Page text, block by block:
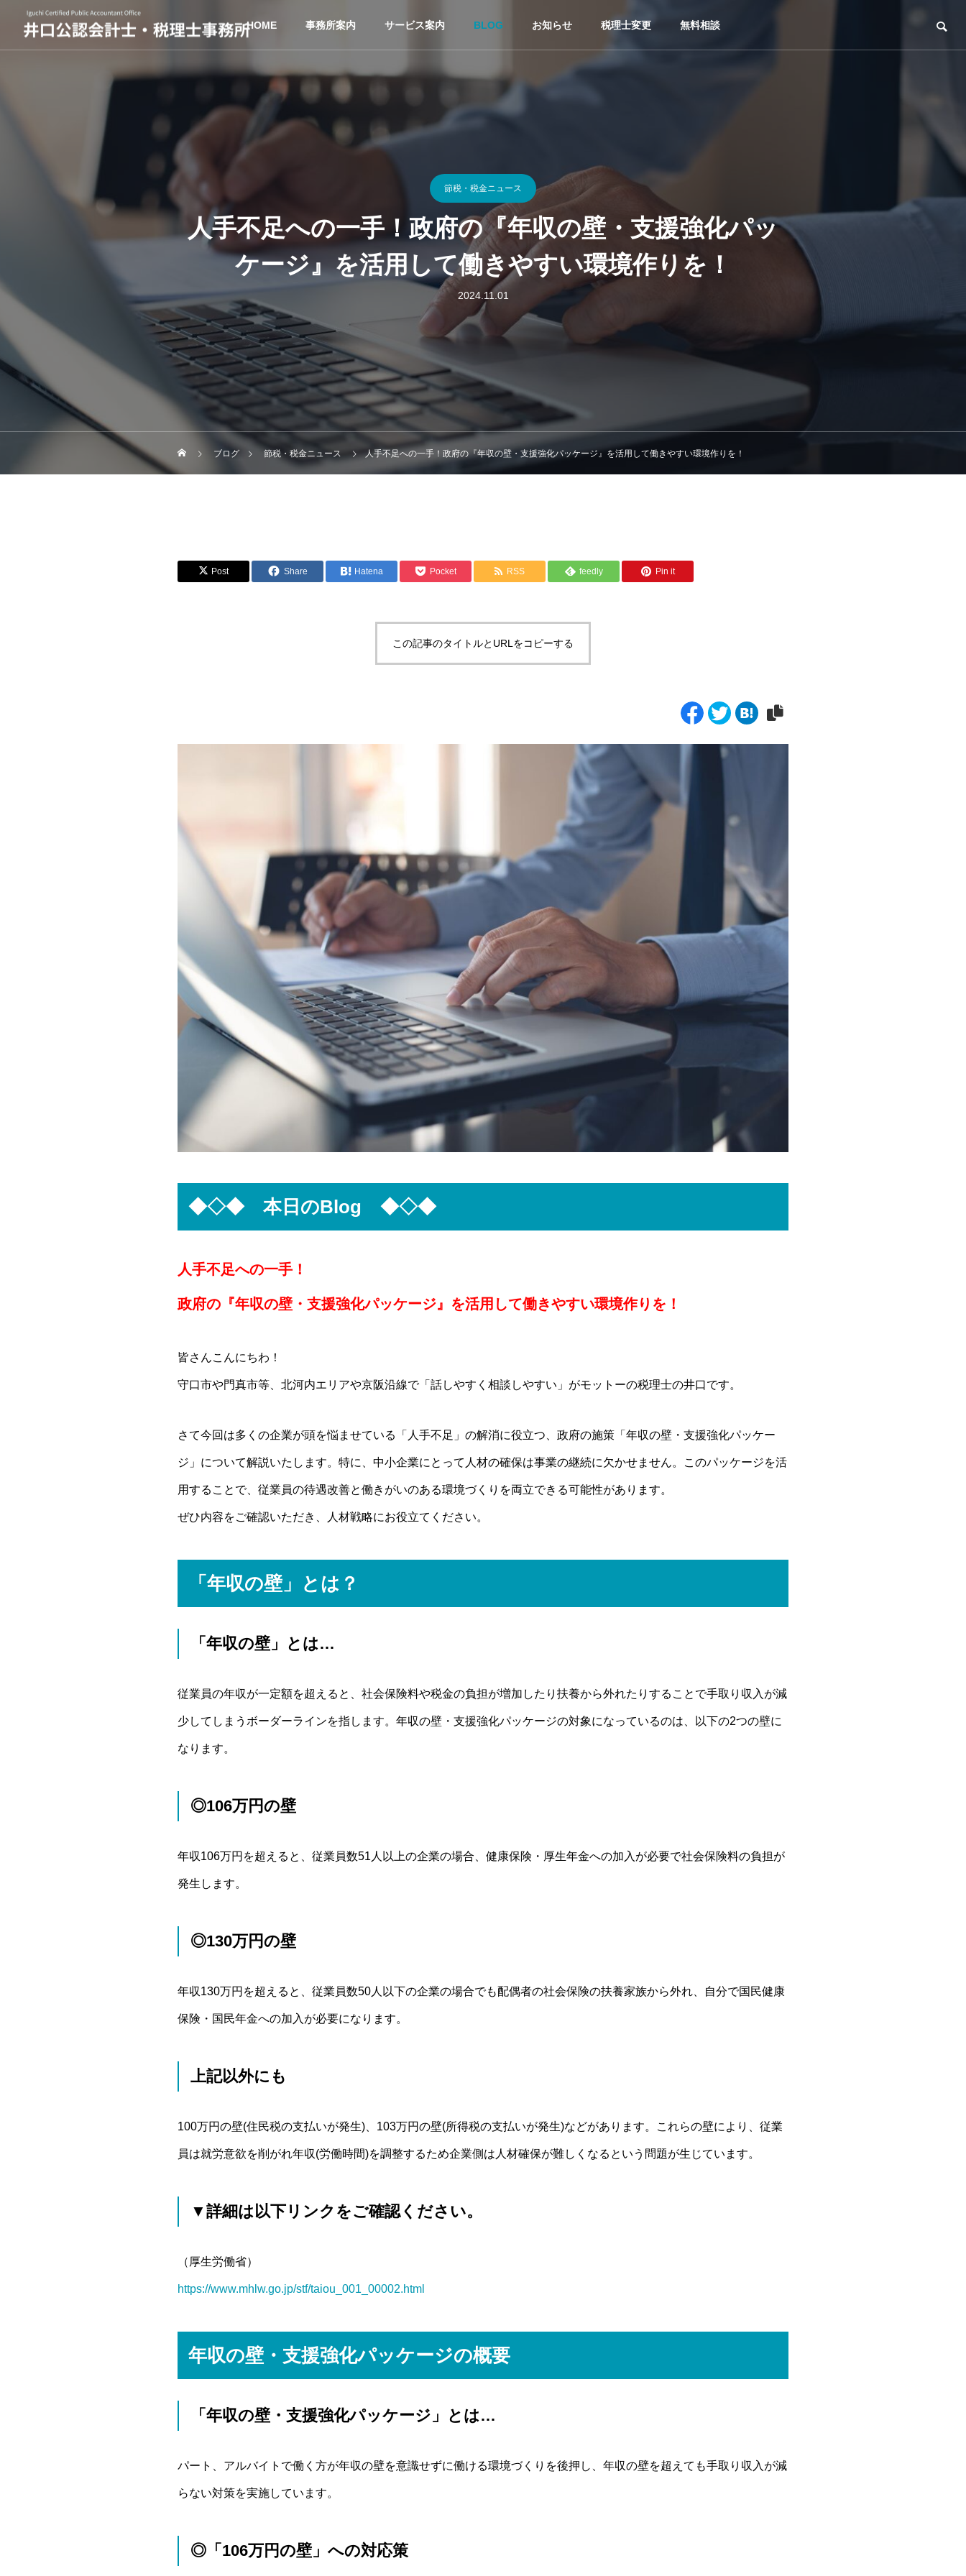
HOME 事務所案内 サービス案内 BLOG お知らせ 税理士変更 無料相談
節税・税金ニュース
人手不足への一手！政府の『年収の壁・支援強化パッ
ケージ』を活用して働きやすい環境作りを！
2024.11.01
ブログ 節税・税金ニュース 人手不足への一手！政府の『年収の壁・支援強化パッケージ』を活用して働きやすい環境作りを！
Post Share Hatena Pocket RSS feedly Pin it
この記事のタイトルとURLをコピーする
◆◇◆ 本日のBlog ◆◇◆
人手不足への一手！
政府の『年収の壁・支援強化パッケージ』を活用して働きやすい環境作りを！
皆さんこんにちわ！
守口市や門真市等、北河内エリアや京阪沿線で「話しやすく相談しやすい」がモットーの税理士の井口です。
さて今回は多くの企業が頭を悩ませている「人手不足」の解消に役立つ、政府の施策「年収の壁・支援強化パッケー
ジ」について解説いたします。特に、中小企業にとって人材の確保は事業の継続に欠かせません。このパッケージを活
用することで、従業員の待遇改善と働きがいのある環境づくりを両立できる可能性があります。
ぜひ内容をご確認いただき、人材戦略にお役立てください。
「年収の壁」とは？
「年収の壁」とは…
従業員の年収が一定額を超えると、社会保険料や税金の負担が増加したり扶養から外れたりすることで手取り収入が減
少してしまうボーダーラインを指します。年収の壁・支援強化パッケージの対象になっているのは、以下の2つの壁に
なります。
◎106万円の壁
年収106万円を超えると、従業員数51人以上の企業の場合、健康保険・厚生年金への加入が必要で社会保険料の負担が
発生します。
◎130万円の壁
年収130万円を超えると、従業員数50人以下の企業の場合でも配偶者の社会保険の扶養家族から外れ、自分で国民健康
保険・国民年金への加入が必要になります。
上記以外にも
100万円の壁(住民税の支払いが発生)、103万円の壁(所得税の支払いが発生)などがあります。これらの壁により、従業
員は就労意欲を削がれ年収(労働時間)を調整するため企業側は人材確保が難しくなるという問題が生じています。
▼詳細は以下リンクをご確認ください。
（厚生労働省）
https://www.mhlw.go.jp/stf/taiou_001_00002.html
年収の壁・支援強化パッケージの概要
「年収の壁・支援強化パッケージ」とは…
パート、アルバイトで働く方が年収の壁を意識せずに働ける環境づくりを後押し、年収の壁を超えても手取り収入が減
らない対策を実施しています。
◎「106万円の壁」への対応策